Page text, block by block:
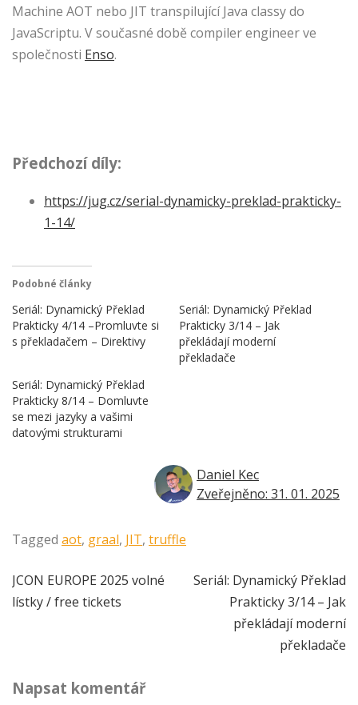
Machine AOT nebo JIT transpilující Java classy do
JavaScriptu. V současné době compiler engineer ve
společnosti Enso.
Předchozí díly:
https://jug.cz/serial-dynamicky-preklad-prakticky-
1-14/
Podobné články
Seriál: Dynamický Překlad
Prakticky 4/14 –Promluvte si
s překladačem – Direktivy
Seriál: Dynamický Překlad
Prakticky 3/14 – Jak
překládají moderní
překladače
Seriál: Dynamický Překlad
Prakticky 8/14 – Domluvte
se mezi jazyky a vašimi
datovými strukturami
Daniel Kec
Zveřejněno: 31. 01. 2025
Tagged aot, graal, JIT, truffle
Navigace
pro
JCON EUROPE 2025 volné
lístky / free tickets
Seriál: Dynamický Překlad
Prakticky 3/14 – Jak
překládají moderní
překladače
Napsat komentář